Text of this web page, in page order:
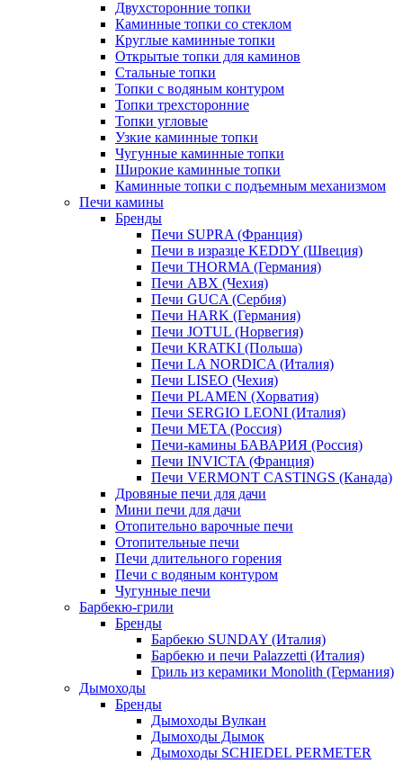
Двухсторонние топки
Каминные топки со стеклом
Круглые каминные топки
Открытые топки для каминов
Стальные топки
Топки с водяным контуром
Топки трехсторонние
Топки угловые
Узкие каминные топки
Чугунные каминные топки
Широкие каминные топки
Каминные топки с подъемным механизмом
Печи камины
Бренды
Печи SUPRA (Франция)
Печи в изразце KEDDY (Швеция)
Печи THORMA (Германия)
Печи ABX (Чехия)
Печи GUCA (Сербия)
Печи HARK (Германия)
Печи JOTUL (Норвегия)
Печи KRATKI (Польша)
Печи LA NORDICA (Италия)
Печи LISEO (Чехия)
Печи PLAMEN (Хорватия)
Печи SERGIO LEONI (Италия)
Печи META (Россия)
Печи-камины БАВАРИЯ (Россия)
Печи INVICTA (Франция)
Печи VERMONT CASTINGS (Канада)
Дровяные печи для дачи
Мини печи для дачи
Отопительно варочные печи
Отопительные печи
Печи длительного горения
Печи с водяным контуром
Чугунные печи
Барбекю-грили
Бренды
Барбекю SUNDAY (Италия)
Барбекю и печи Palazzetti (Италия)
Гриль из керамики Monolith (Германия)
Дымоходы
Бренды
Дымоходы Вулкан
Дымоходы Дымок
Дымоходы SCHIEDEL PERMETER